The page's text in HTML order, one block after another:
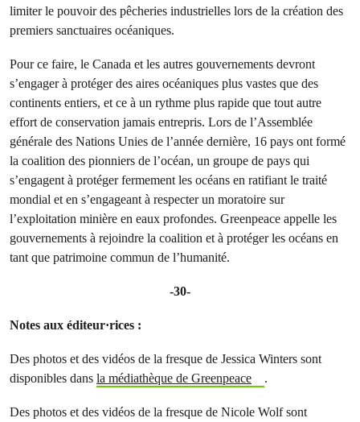
limiter le pouvoir des pêcheries industrielles lors de la création des
premiers sanctuaires océaniques.
Pour ce faire, le Canada et les autres gouvernements devront
s’engager à protéger des aires océaniques plus vastes que des
continents entiers, et ce à un rythme plus rapide que tout autre
effort de conservation jamais entrepris. Lors de l’Assemblée
générale des Nations Unies de l’année dernière, 16 pays ont formé
la coalition des pionniers de l’océan, un groupe de pays qui
s’engagent à protéger fermement les océans en ratifiant le traité
mondial et en s’engageant à respecter un moratoire sur
l’exploitation minière en eaux profondes. Greenpeace appelle les
gouvernements à rejoindre la coalition et à protéger les océans en
tant que patrimoine commun de l’humanité.
-30-
Notes aux éditeur·rices :
Des photos et des vidéos de la fresque de Jessica Winters sont
disponibles dans la médiathèque de Greenpeace .
Des photos et des vidéos de la fresque de Nicole Wolf sont